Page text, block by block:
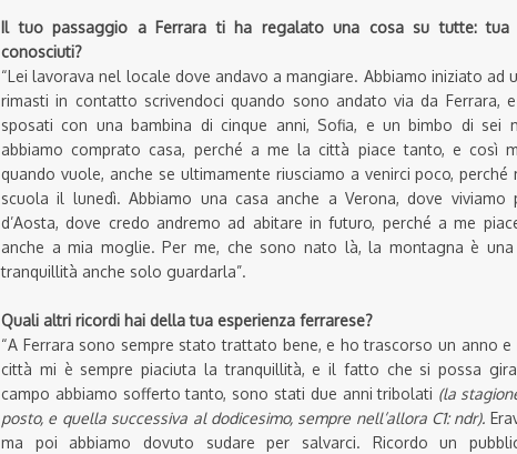
Il tuo passaggio a Ferrara ti ha regalato una cosa su tutte: tua
conosciuti?
“Lei lavorava nel locale dove andavo a mangiare. Abbiamo iniziato ad
rimasti in contatto scrivendoci quando sono andato via da Ferrara,
sposati con una bambina di cinque anni, Sofia, e un bimbo di sei
abbiamo comprato casa, perché a me la città piace tanto, e così
quando vuole, anche se ultimamente riusciamo a venirci poco, perché
scuola il lunedì. Abbiamo una casa anche a Verona, dove
d’Aosta, dove credo andremo ad abitare in futuro, perché a me
anche a mia moglie. Per me, che sono nato là, la montagna è
tranquillità anche solo guardarla”.
Quali altri ricordi hai della tua esperienza ferrarese?
“A Ferrara sono sempre stato trattato bene, e ho trascorso un anno
città mi è sempre piaciuta la tranquillità, e il fatto che si possa
campo abbiamo sofferto tanto, sono stati due anni tribolati (la
posto, e quella successiva al dodicesimo, sempre nell’allora C1: ndr).
ma poi abbiamo dovuto sudare per salvarci. Ricordo un